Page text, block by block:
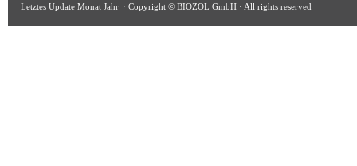
Letztes Update Monat Jahr · Copyright © BIOZOL GmbH · All rights reserved